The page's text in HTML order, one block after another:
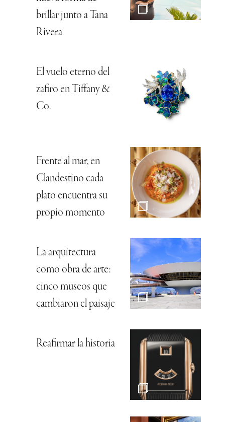
brillar junto a Tana
Rivera
El vuelo eterno del
zafiro en Tiffany &
Co.
Frente al mar, en
Clandestino cada
plato encuentra su
propio momento
La arquitectura
como obra de arte:
cinco museos que
cambiaron el paisaje
Reafirmar la historia